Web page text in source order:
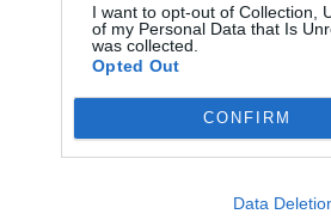
I want to opt-out of Collection,
of my Personal Data that Is
was collected.
Opted Out
CONFIRM
Data